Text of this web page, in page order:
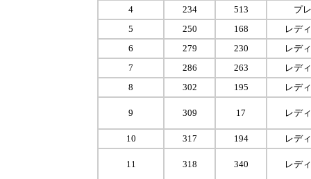
4
234 513
プ
5
250 168
レデ
6
279 230
レデ
7
286 263
レデ
8
302 195 レデ
9 309 17 レデ
10 317 194 レデ
11 318 340 レデ